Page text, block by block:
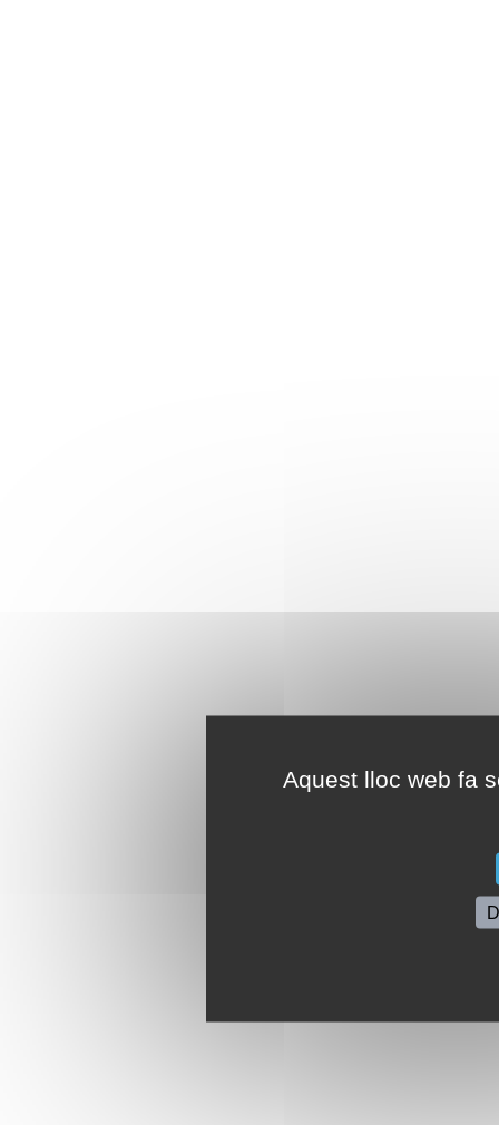
Aquest lloc web fa